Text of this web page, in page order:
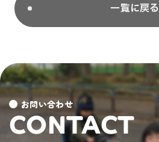
一覧に戻る
お問い合わせ
CONTACT